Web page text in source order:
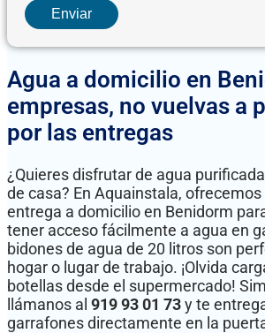
Agua a domicilio en
empresas, no vuelvas a
por las entregas
¿Quieres disfrutar de agua
de casa? En Aquainstala,
entrega a domicilio en Benidorm
tener acceso fácilmente a agua en
bidones de agua de 20 litros son
hogar o lugar de trabajo. ¡Olvida
botellas desde el supermercado!
llámanos al 919 93 01 73y te
garrafones directamente en la